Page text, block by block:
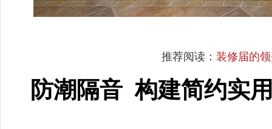
推荐阅读： 装修届的
防潮隔音 构建简约实